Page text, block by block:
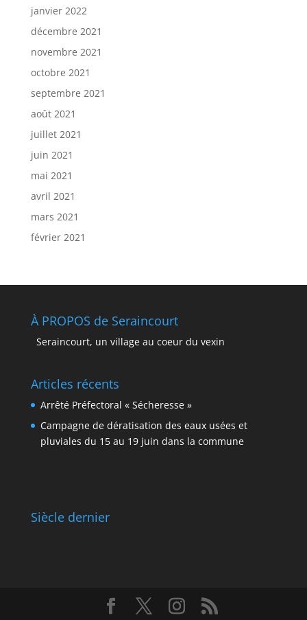
janvier 2022
décembre 2021
novembre 2021
octobre 2021
septembre 2021
août 2021
juillet 2021
juin 2021
mai 2021
avril 2021
mars 2021
février 2021
À PROPOS de Seraincourt
Seraincourt, un village au coeur du vexin
Articles récents
Arrêté Préfectoral « Sécheresse »
Campagne de dératisation des eaux usées et
pluviales du 15 au 19 juin dans la commune
Siècle dernier